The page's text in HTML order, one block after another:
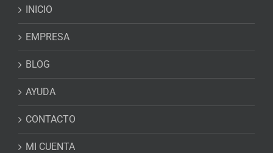
INICIO
EMPRESA
BLOG
AYUDA
CONTACTO
MI CUENTA